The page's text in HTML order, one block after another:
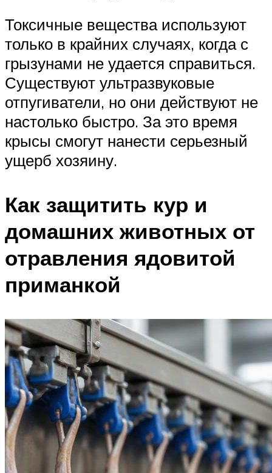
Токсичные вещества используют
только в крайних случаях, когда с
грызунами не удается справиться.
Существуют ультразвуковые
отпугиватели, но они действуют не
настолько быстро. За это время
крысы смогут нанести серьезный
ущерб хозяину.
Как защитить кур и
домашних животных от
отравления ядовитой
приманкой